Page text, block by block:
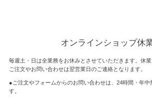
オンラインショップ休
毎週土・日は全業務をお休みとさせていただきます。休
ご注文やお問い合わせは翌営業日のご連絡となります。
●ご注文やフォームからのお問い合わせは、 24時間・年中
す。